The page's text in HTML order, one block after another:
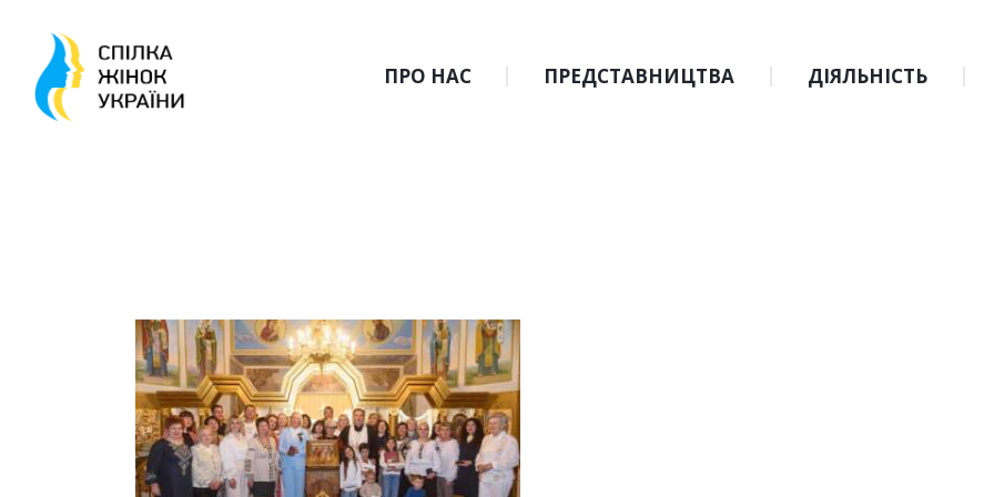
ПРО НАС ПРЕДСТАВНИЦТВА ДІЯЛЬНІСТЬ